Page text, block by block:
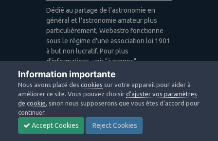
Dédié au partage de l'astronomie en
général et l'astronomie amateur plus
particulièrement, Webastro fonctionne
sous le régime d'une association loi 1901
à but non lucratif. Pour plus
d'informations, voir "à propos".
Publicité: pas de publicité
Icons made byFreepik,Alessio Atzeni,
Pixel Buddha,Icon Pondfrom
www.flaticon.comis licensed by CC 3.0
BY
Design images: Courtesy NASA/JPL-
Information importante
Nous avons placé descookies sur votre appareil pour aider à
améliorer ce site. Vous pouvez choisird’ajuster vos paramètres
de cookie, sinon nous supposerons que vous êtes d’accord pour
continuer.
Accept Cookies Reject Cookies